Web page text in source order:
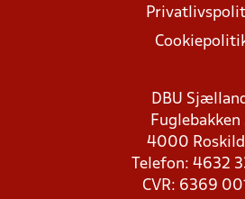
DBU
Fuglebakken
4000
Telefon: 4632
CVR: 6369